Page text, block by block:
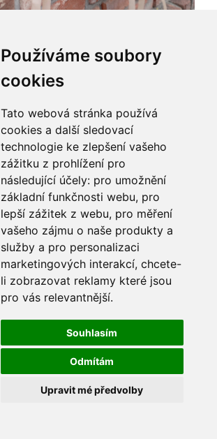
Používáme soubory
cookies
Tato webová stránka používá
cookies a další sledovací
technologie ke zlepšení vašeho
zážitku z prohlížení pro
následující účely: pro umožnění
základní funkčnosti webu, pro
lepší zážitek z webu, pro měření
vašeho zájmu o naše produkty a
služby a pro personalizaci
marketingových interakcí, chcete-
li zobrazovat reklamy které jsou
pro vás relevantnější.
Souhlasím
Odmítám
Upravit mé předvolby